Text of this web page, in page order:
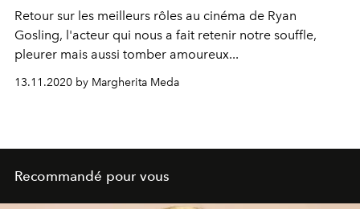
Retour sur les meilleurs rôles au cinéma de Ryan
Gosling, l'acteur qui nous a fait retenir notre souffle,
pleurer mais aussi tomber amoureux...
13.11.2020 by Margherita Meda
Recommandé pour vous